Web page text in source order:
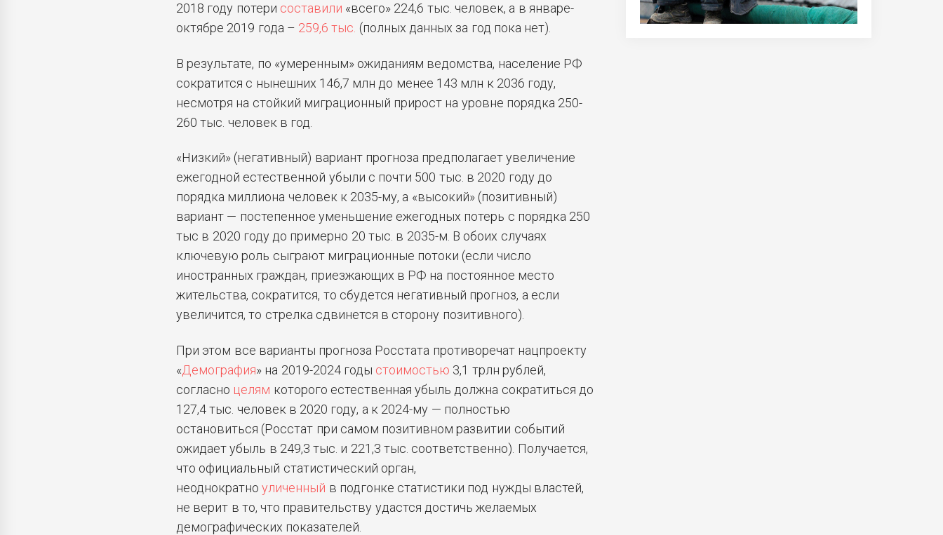
2018 году потери составили «всего» 224,6 тыс. человек, а в январе-
октябре 2019 года – 259,6 тыс. (полных данных за год пока нет).
В результате, по «умеренным» ожиданиям ведомства, население РФ
сократится с нынешних 146,7 млн до менее 143 млн к 2036 году,
несмотря на стойкий миграционный прирост на уровне порядка 250-
260 тыс. человек в год.
«Низкий» (негативный) вариант прогноза предполагает увеличение
ежегодной естественной убыли с почти 500 тыс. в 2020 году до
порядка миллиона человек к 2035-му, а «высокий» (позитивный)
вариант — постепенное уменьшение ежегодных потерь с порядка 250
тыс в 2020 году до примерно 20 тыс. в 2035-м. В обоих случаях
ключевую роль сыграют миграционные потоки (если число
иностранных граждан, приезжающих в РФ на постоянное место
жительства, сократится, то сбудется негативный прогноз, а если
увеличится, то стрелка сдвинется в сторону позитивного).
При этом все варианты прогноза Росстата противоречат нацпроекту
«Демография» на 2019-2024 годы стоимостью 3,1 трлн рублей,
согласно целям которого естественная убыль должна сократиться до
127,4 тыс. человек в 2020 году, а к 2024-му — полностью
остановиться (Росстат при самом позитивном развитии событий
ожидает убыль в 249,3 тыс. и 221,3 тыс. соответственно). Получается,
что официальный статистический орган,
неоднократноуличенный в подгонке статистики под нужды властей,
не верит в то, что правительству удастся достичь желаемых
демографических показателей.